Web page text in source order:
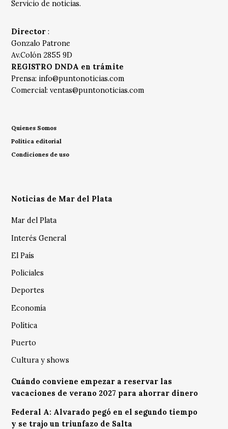
Servicio de noticias.
Director :
Gonzalo Patrone
Av.Colón 2855 9D
REGISTRO DNDA en trámite
Prensa: info@puntonoticias.com
Comercial:ventas@puntonoticias.com
Quienes Somos
Política editorial
Condiciones de uso
Noticias de Mar del Plata
Mar del Plata
Interés General
El País
Policiales
Deportes
Economía
Política
Puerto
Cultura y shows
Cuándo conviene empezar a reservar las
vacaciones de verano 2027 para ahorrar dinero
Federal A: Alvarado pegó en el segundo tiempo
y se trajo un triunfazo de Salta